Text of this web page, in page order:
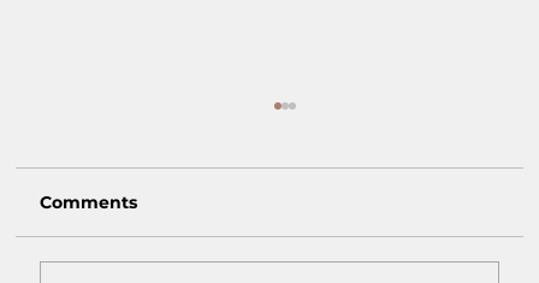
Comments